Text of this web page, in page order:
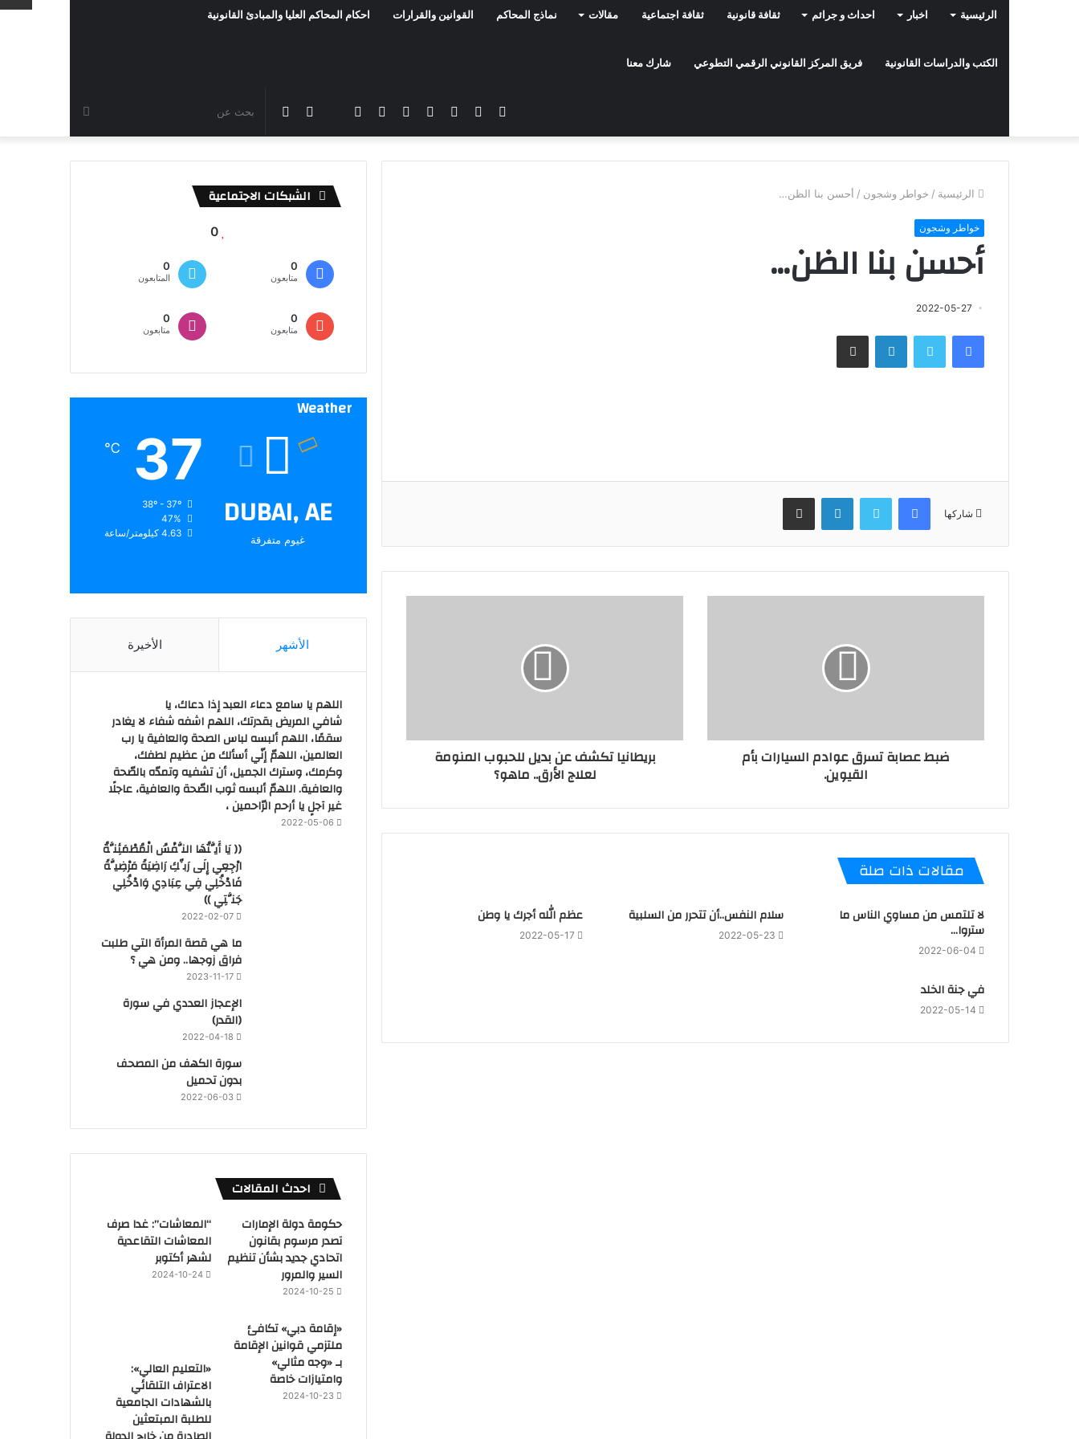
الرئيسية اخبار احداث و جرائم ثقافة قانونية ثقافة اجتماعية مقالات نماذج المحاكم القوانين والقرارات احكام المحاكم العليا والمبادئ القانونية
الكتب والدراسات القانونية فريق المركز القانوني الرقمي التطوعي شارك معنا
عن
الوضع
المظلم
مقال
عشوائي
سناب
شات
تيلقرام سناب
تشات
انستقرام يوتيوب تويتر
فيسبوك
الرئيسية / خواطر وشجون / أحسن بنا الظن…
خواطر وشجون
أحسن بنا الظن…
2022-05-27
فيسبوك لينكدإن
شاركها
فيسبوك لينكدإن
ضبط عصابة تسرق عوادم السيارات بأم
القيوين.
بريطانيا تكشف عن بديل للحبوب المنومة
لعلاج الأرق.. ماهو؟
مقالات ذات صلة
لا تلتمس من مساوي الناس ما
ستروا…
2022-06-04
سلام النفس..أن تتحرر من السلبية
2022-05-23
عظم الله أجرك يا وطن
2022-05-17
في جنة الخلد
2022-05-14
الشبكات الاجتماعية
0
0
متابعون
0
المتابعون
0
متابعون
0
متابعون
Weather
DUBAI, AE
غيوم متفرقة
37
℃
38º - 37º
47%
4.63 كيلومتر/ساعة
الأشهر الأخيرة
اللهم يا سامع دعاء العبد إذا دعاك، يا
شافي المريض بقدرتك، اللهم اشفه شفاء لا يغادر
سقمًا، اللهم ألبسه لباس الصحة والعافية يا رب
العالمين، اللهمّ إنّي أسألك من عظيم لطفك،
وكرمك، وسترك الجميل، أن تشفيه وتمدّه بالصّحة
والعافية. اللهمّ ألبسه ثوب الصّحة والعافية، عاجلًا
غير آجلٍ يا أرحم الرّاحمين ،
2022-05-06
(( يَا أَيَّتُهَا النَّفْسُ الْمُطْمَئِنَّةُ
ارْجِعِي إِلَى رَبِّكِ رَاضِيَةً مَرْضِيَّةً
فَادْخُلِي فِي عِبَادِي وَادْخُلِي
جَنَّتِي ))
2022-02-07
ما هي قصة المرأة التي طلبت
فراق زوجها.. ومن هي ؟
2023-11-17
‏الإعجاز العددي في سورة
(القدر)
2022-04-18
سورة الكهف من المصحف
بدون تحميل
2022-06-03
احدث المقالات
حكومة دولة الإمارات
تصدر مرسوم بقانون
اتحادي جديد بشأن تنظيم
السير والمرور
2024-10-25
“المعاشات”: غدا صرف
المعاشات التقاعدية
لشهر أكتوبر
2024-10-24
«إقامة دبي» تكافئ
ملتزمي قوانين الإقامة
بـ «وجه مثالي»
وامتيازات خاصة
2024-10-23
«التعليم العالي»:
الاعتراف التلقائي
بالشهادات الجامعية
للطلبة المبتعثين